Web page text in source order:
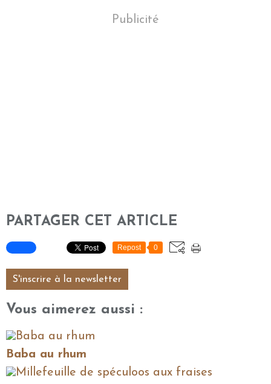
Publicité
PARTAGER CET ARTICLE
Repost 0
S'inscrire à la newsletter
Vous aimerez aussi :
Baba au rhum